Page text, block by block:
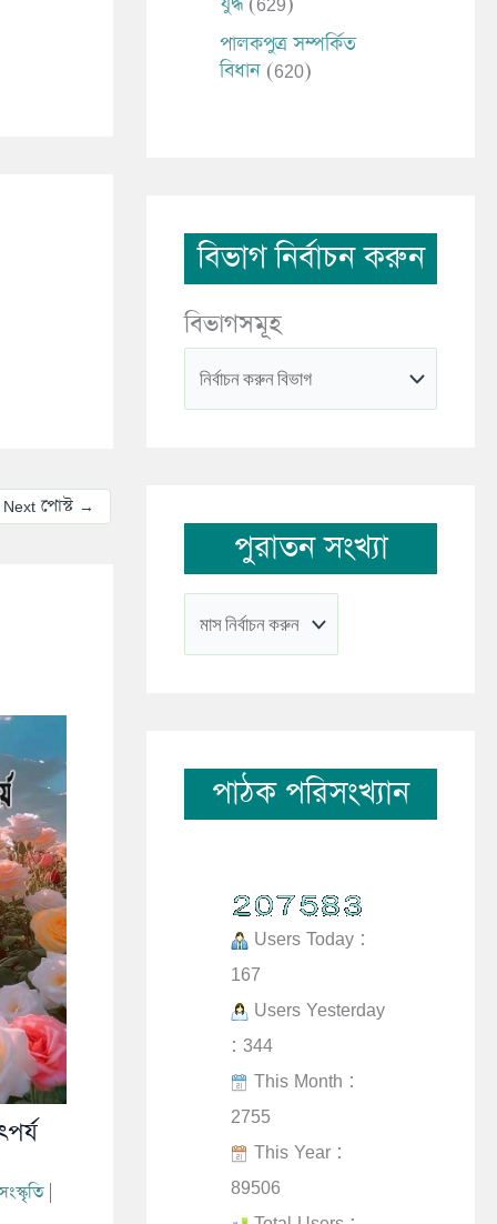
Next পোস্ট →
|
পালকপুত্র সম্পর্কিত
বিধান (620)
বিভাগ নির্বাচন করুন
বিভাগসমূহ
পুরাতন সংখ্যা
পাঠক পরিসংখ্যান
Users Today :
167
Users Yesterday
: 344
This Month :
2755
This Year :
89506